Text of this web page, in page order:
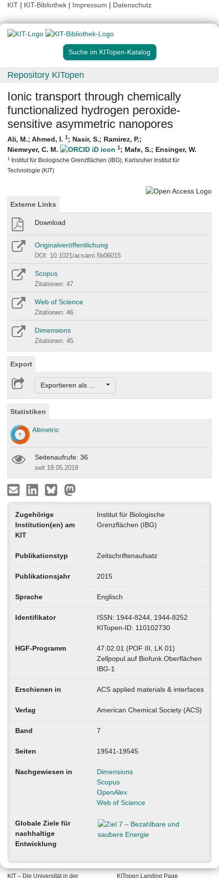
KIT | KIT-Bibliothek | Impressum | Datenschutz
Suche im KITopen-Katalog
Repository KITopen
Ionic transport through chemically
functionalized hydrogen peroxide-
sensitive asymmetric nanopores
Ali, M.; Ahmed, I. 1; Nasir, S.; Ramirez, P.;
Niemeyer, C. M.
1; Mafe, S.; Ensinger, W.
1 Institut für Biologische Grenzflächen (IBG), Karlsruher Institut für
Technologie (KIT)
Externe Links
Download
Originalveröffentlichung
DOI: 10.1021/acsami.5b06015
Scopus
Zitationen: 47
Web of Science
Zitationen: 46
Dimensions
Zitationen: 45
Export
Exportieren als ...
Statistiken
Altmetric
Seitenaufrufe: 36
seit 18.05.2018
Zugehörige
Institution(en) am
KIT
Institut für Biologische
Grenzflächen (IBG)
Publikationstyp Zeitschriftenaufsatz
Publikationsjahr 2015
Sprache Englisch
Identifikator
ISSN: 1944-8244, 1944-8252
KITopen-ID: 110102730
HGF-Programm
47.02.01 (POF III, LK 01)
Zellpopul.auf Biofunk.Oberflächen
IBG-1
Erschienen in ACS applied materials & interfaces
Verlag American Chemical Society (ACS)
Band 7
Seiten 19541-19545
Nachgewiesen in
Dimensions
Scopus
OpenAlex
Web of Science
Globale Ziele für
nachhaltige
Entwicklung
KIT – Die Universität in der KITopen Landing Page